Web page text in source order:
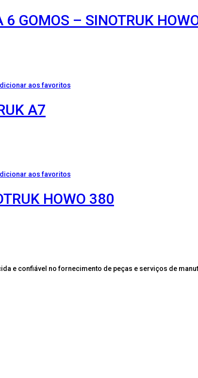
GOMOS – SINOTRUK
aos favoritos
A7
aos favoritos
HOWO 380
e confiável no fornecimento de peças e serviços de